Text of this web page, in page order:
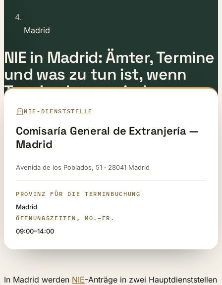
Madrid
NIE in Madrid: Ämter, Termine
und was zu tun ist, wenn
Termine knapp sind
Zuletzt aktualisiert:
NIE-DIENSTSTELLE
Comisaría General de Extranjería —
Madrid
Avenida de los Poblados, 51 · 28041 Madrid
PROVINZ FÜR DIE TERMINBUCHUNG
Madrid
ÖFFNUNGSZEITEN, MO.–FR.
09:00–14:00
In Madrid werden NIE-Anträge in zwei Hauptdienststellen